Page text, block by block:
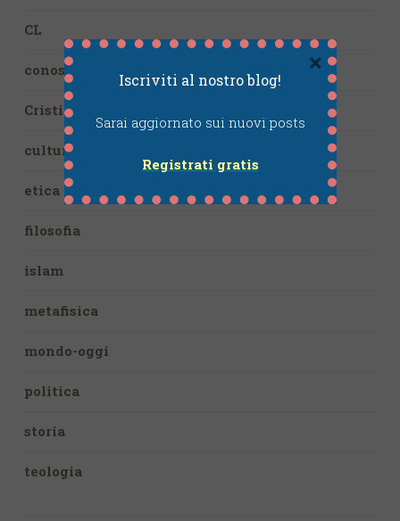
CL
conoscenza
Cristianesimo
culturanuova
etica
filosofia
islam
metafisica
mondo-oggi
politica
storia
teologia
Iscriviti al nostro blog!
Sarai aggiornato sui nuovi posts
Registrati gratis
×